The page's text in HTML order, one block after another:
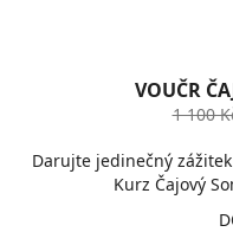
VOUČR
1 100
Darujte jedinečný
Kurz Čajový